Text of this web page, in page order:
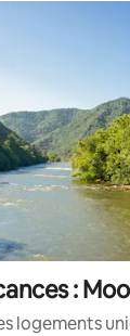
:
logements